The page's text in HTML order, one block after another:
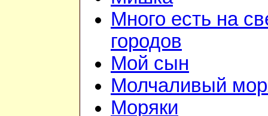
Много есть на
городов
Мой сын
Молчаливый
Моряки